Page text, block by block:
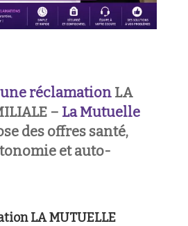
réclamation LA
– La Mutuelle
des offres santé,
et auto-
LA MUTUELLE